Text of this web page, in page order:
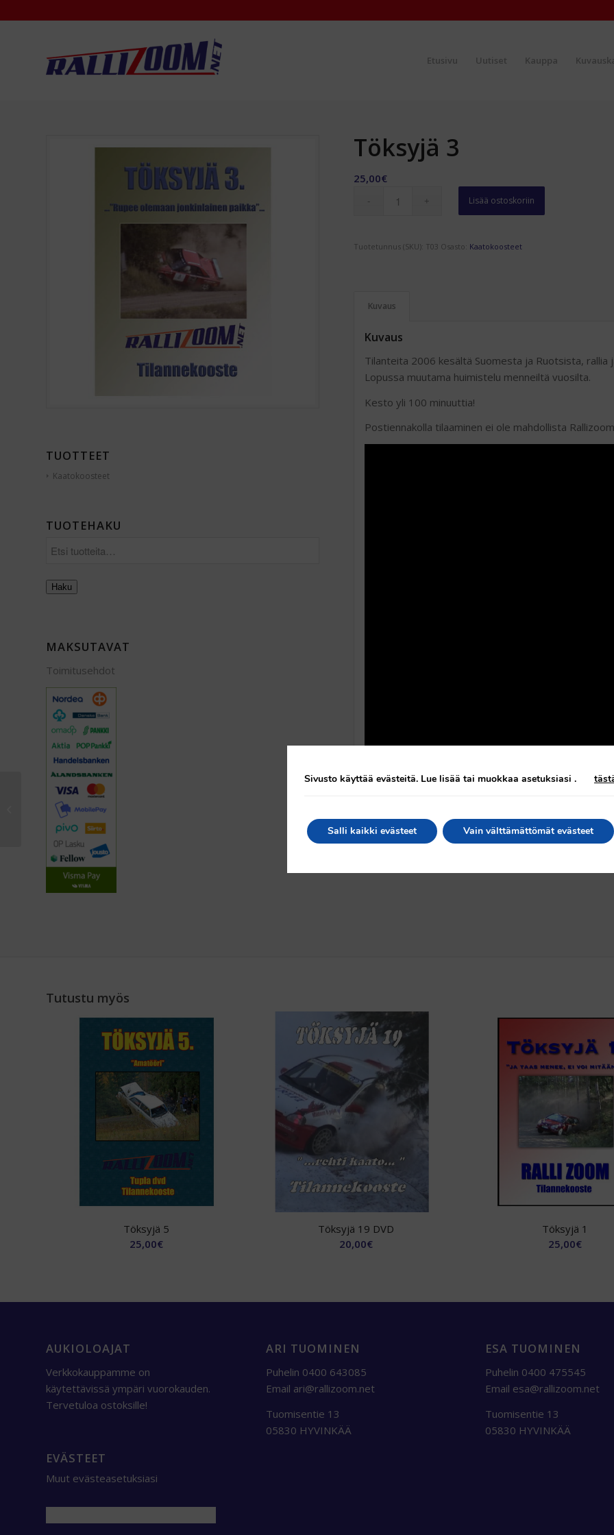
Etusivu Uutiset Kauppa
TUOTTEET
Kaatokoosteet
TUOTEHAKU
Haku
MAKSUTAVAT
Toimitusehdot
Töksyjä 3
25,00€
Lisää ostoskoriin
Tuotetunnus (SKU): T03 Osasto: Kaatokoosteet
Kuvaus
Kuvaus
Tilanteita 2006 kesältä Suomesta ja Ruotsista, rallia
Lopussa muutama huimistelu menneiltä vuosilta.
Kesto yli 100 minuuttia!
Postiennakolla tilaaminen ei ole mahdollista
Tutustu myös
Töksyjä 5
25,00€
Töksyjä 19 DVD
20,00€
Töksyjä 1
25,00€
AUKIOLOAJAT
Verkkokauppamme on
käytettävissä ympäri vuorokauden.
Tervetuloa ostoksille!
EVÄSTEET
Muut evästeasetuksiasi
ARI TUOMINEN
Puhelin 0400 643085
Email ari@rallizoom.net
Tuomisentie 13
05830 HYVINKÄÄ
ESA TUOMINEN
Puhelin 0400 475545
Email esa@rallizoom.net
Tuomisentie 13
05830 HYVINKÄÄ
Töksyjä 2
Sivusto käyttää evästeitä. Lue lisää tai muokkaa asetuksiasi .
Salli kaikki evästeet Vain välttämättömät evästeet